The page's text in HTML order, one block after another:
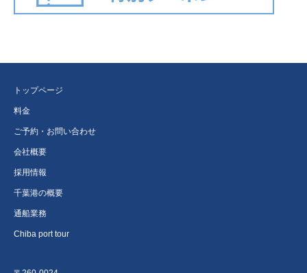
トップページ
料金
ご予約・お問い合わせ
会社概要
採用情報
千葉港の概要
通船業務
Chiba port tour